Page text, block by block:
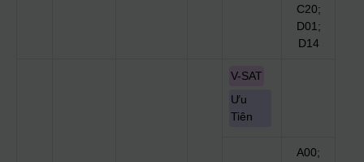
C20;
D01;
D14
V-SAT
Ưu
Tiên
A00;